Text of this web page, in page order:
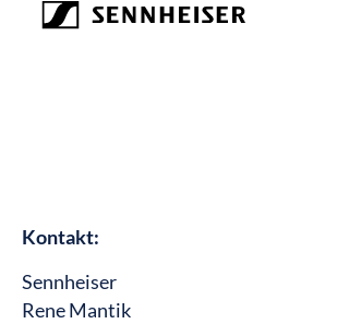
Kontakt:
Sennheiser
Rene Mantik